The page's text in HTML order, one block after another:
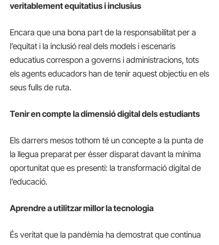
veritablement equitatius i inclusius
Encara que una bona part de la responsabilitat per a
l’equitat i la inclusió real dels models i escenaris
educatius correspon a governs i administracions, tots
els agents educadors han de tenir aquest objectiu en els
seus fulls de ruta.
Tenir en compte la dimensió digital dels estudiants
Els darrers mesos tothom té un concepte a la punta de
la llegua preparat per ésser disparat davant la mínima
oportunitat que es presenti: la transformació digital de
l’educació.
Aprendre a utilitzar millor la tecnologia
És veritat que la pandèmia ha demostrat que continua